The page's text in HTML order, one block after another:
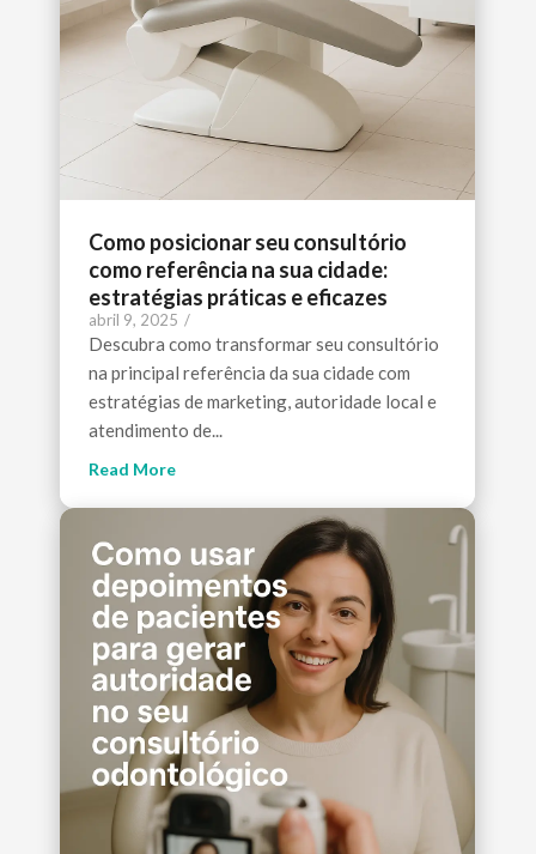
Como posicionar seu consultório
como referência na sua cidade:
estratégias práticas e eficazes
abril 9, 2025 /
Descubra como transformar seu consultório
na principal referência da sua cidade com
estratégias de marketing, autoridade local e
atendimento de...
Read More